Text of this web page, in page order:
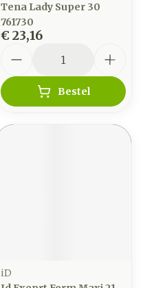
Tena Lady Super 30
761730
€ 23,16
Bestel
iD